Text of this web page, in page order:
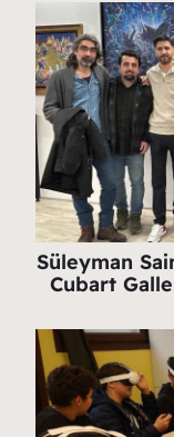
Süleyman
Cubart